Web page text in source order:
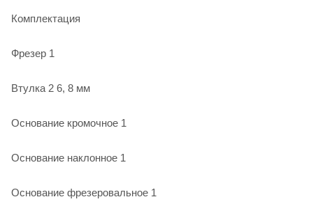
Комплектация
Фрезер 1
Втулка 2 6, 8 мм
Основание кромочное 1
Основание наклонное 1
Основание фрезеровальное 1